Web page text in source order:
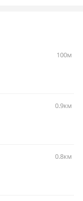
100м
0.9км
0.8км